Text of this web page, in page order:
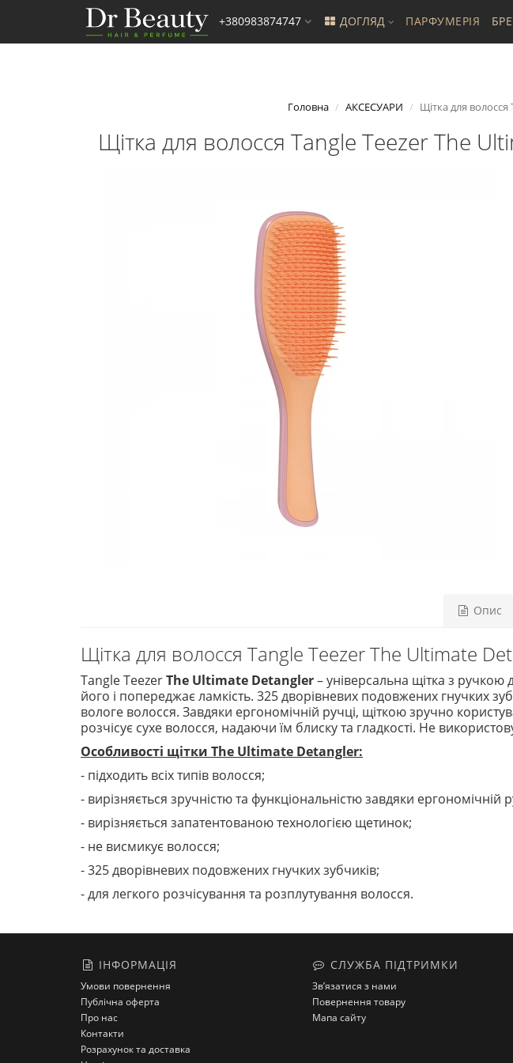
+380983874747 ДОГЛЯД ПАРФУМЕРІЯ
Головна АКСЕСУАРИ Щітка для
Щітка для волосся Tangle Teezer The
Опис
Щітка для волосся Tangle Teezer The Ultimate
Tangle TeezerThe Ultimate Detangler– універсальна щітка з
його і попереджає ламкість. 325 дворівневих подовжених гнучких
вологе волосся. Завдяки ергономічній ручці, щіткою зручно
розчісує сухе волосся, надаючи їм блиску та гладкості. Не
Особливості щітки The Ultimate Detangler:
- підходить всіх типів волосся;
- вирізняється зручністю та функціональністю завдяки ергономічній
- вирізняється запатентованою технологією щетинок;
- не висмикує волосся;
- 325 дворівневих подовжених гнучких зубчиків;
- для легкого розчісування та розплутування волосся.
ІНФОРМАЦІЯ
Умови повернення
Публічна оферта
Про нас
Контакти
Розрахунок та доставка
СЛУЖБА ПІДТРИМКИ
Зв’язатися з нами
Повернення товару
Мапа сайту